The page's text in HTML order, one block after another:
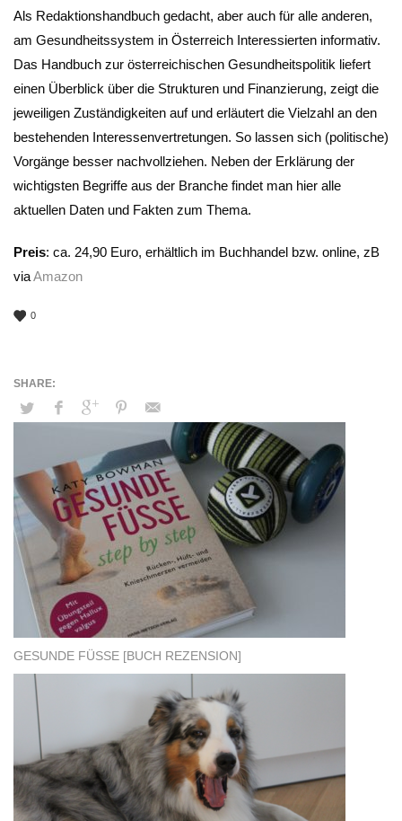
Als Redaktionshandbuch gedacht, aber auch für alle anderen,
am Gesundheitssystem in Österreich Interessierten informativ.
Das Handbuch zur österreichischen Gesundheitspolitik liefert
einen Überblick über die Strukturen und Finanzierung, zeigt die
jeweiligen Zuständigkeiten auf und erläutert die Vielzahl an den
bestehenden Interessenvertretungen. So lassen sich (politische)
Vorgänge besser nachvollziehen. Neben der Erklärung der
wichtigsten Begriffe aus der Branche findet man hier alle
aktuellen Daten und Fakten zum Thema.
Preis: ca. 24,90 Euro, erhältlich im Buchhandel bzw. online, zB
viaAmazon
0
GESUNDE FÜSSE [BUCH REZENSION]